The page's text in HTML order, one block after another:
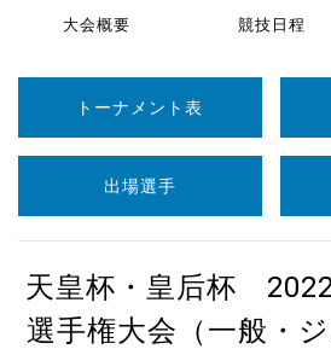
大会概要 競技日程
トーナメント表
出場選手
天皇杯・皇后杯
選手権大会（一般・